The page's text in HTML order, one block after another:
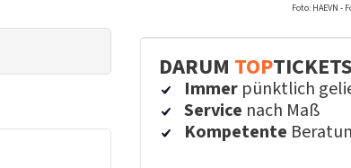
Foto: HAEVN -
DARUM TOP
Immer pünktlich
Service nach Maß
Kompetente